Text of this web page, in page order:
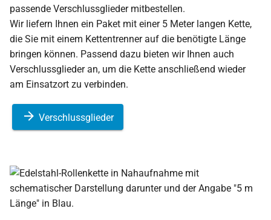
passende Verschlussglieder mitbestellen.
Wir liefern Ihnen ein Paket mit einer 5 Meter langen Kette,
die Sie mit einem Kettentrenner auf die benötigte Länge
bringen können. Passend dazu bieten wir Ihnen auch
Verschlussglieder an, um die Kette anschließend wieder
am Einsatzort zu verbinden.
Verschlussglieder